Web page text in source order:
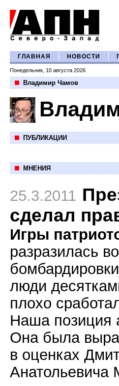
ГЛАВНАЯ НОВОСТИ
Понедельник, 10 августа 2026
Владимир Чамов
ПУБЛИКАЦИИ
МНЕНИЯ
25.3.2011
сделал
Игры
разразилась
люди
плохо
Наша позиция
Она была
в оценках
Анатольевича